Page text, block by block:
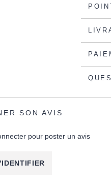
SON AVIS
pour poster un avis